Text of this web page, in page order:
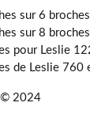
sur 6
sur 8
pour Leslie
de Leslie 760
© 2024